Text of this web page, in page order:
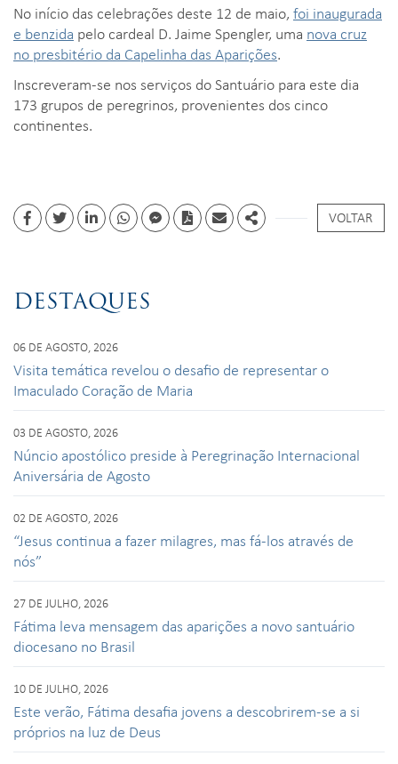
No início das celebrações deste 12 de maio, foi inaugurada
e benzida pelo cardeal D. Jaime Spengler, uma nova cruz
no presbitério da Capelinha das Aparições.
Inscreveram-se nos serviços do Santuário para este dia
173 grupos de peregrinos, provenientes dos cinco
continentes.
FacebookTwitterLinkedinwhatsappfacebook messenger
PDF EmailShare
VOLTAR
DESTAQUES
06 DE AGOSTO, 2026
Visita temática revelou o desafio de representar o
Imaculado Coração de Maria
03 DE AGOSTO, 2026
Núncio apostólico preside à Peregrinação Internacional
Aniversária de Agosto
02 DE AGOSTO, 2026
“Jesus continua a fazer milagres, mas fá-los através de
nós”
27 DE JULHO, 2026
Fátima leva mensagem das aparições a novo santuário
diocesano no Brasil
10 DE JULHO, 2026
Este verão, Fátima desafia jovens a descobrirem-se a si
próprios na luz de Deus